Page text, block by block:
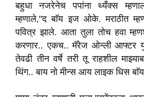
बहुधा नजरेनेच पपांना थ्यँक्स
म्हणाले,"द बाॅय इज ओके. मराठीत
पवित्र झाले. आता तुला तोच हवा
करणार.. एकच.. मॅरेज ओन्ली आफ्टर
तेवढी तीन वर्षे तरी तू राहशील
थिंग.. बाय नो मीन्स आय लाइक धिस